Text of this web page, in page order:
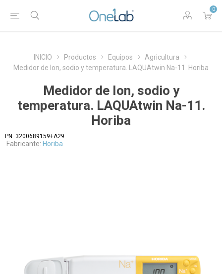
0
INICIO Productos Equipos
Agricultura
Medidor de Ion, sodio y temperatura. LAQUAtwin Na-11. Horiba
Medidor de Ion, sodio y
temperatura. LAQUAtwin Na-11.
Horiba
PN: 3200689159+A29
Fabricante: Horiba